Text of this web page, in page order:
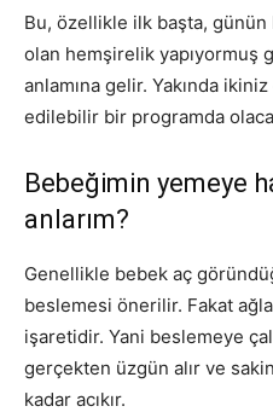
Bu, özellikle ilk başta,
olan hemşirelik yapıyormuş
anlamına gelir. Yakında
edilebilir bir programda
Bebeğimin yemeye
anlarım?
Genellikle bebek aç
beslemesi önerilir. Fakat
işaretidir. Yani beslemeye
gerçekten üzgün alır ve
kadar acıkır.